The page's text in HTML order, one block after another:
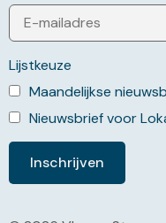
Lijstkeuze
Maandelijkse
Nieuwsbrief voor